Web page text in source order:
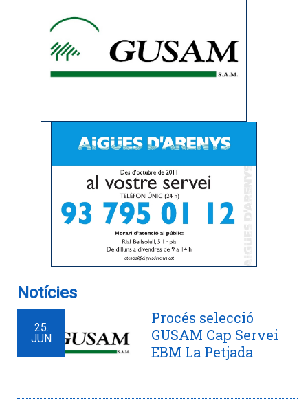
Notícies
25.
JUN
Procés selecció
GUSAM Cap Servei
EBM La Petjada